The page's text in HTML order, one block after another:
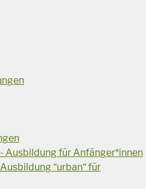
Ausbildung für Anfänger*innen
“urban“ für